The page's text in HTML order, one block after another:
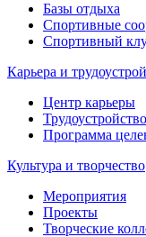
Базы отдыха
Спортивные
Спортивный
Карьера и
Центр карьеры
Программа
Культура и творчество
Мероприятия
Проекты
Творческие